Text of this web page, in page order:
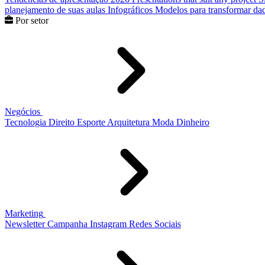
planejamento de suas aulas Infográficos Modelos para transformar
Por setor
Negócios
Tecnologia Direito Esporte Arquitetura Moda Dinheiro
Marketing
Newsletter Campanha Instagram Redes Sociais